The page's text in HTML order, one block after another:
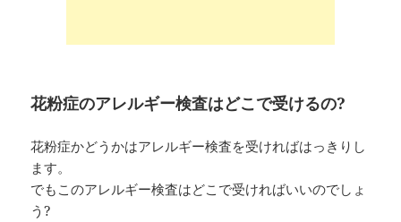
花粉症のアレルギー検査はどこで受けるの?
花粉症かどうかはアレルギー検査を受ければはっきりし
ます。
でもこのアレルギー検査はどこで受ければいいのでしょ
う?